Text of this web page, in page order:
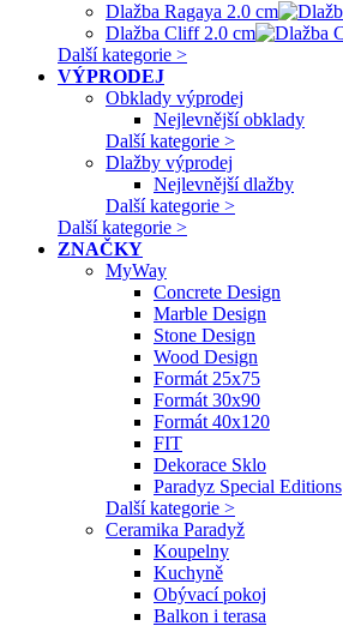
Dlažba Ragaya 2.0 cm
Dlažba Cliff 2.0 cm
Další kategorie >
VÝPRODEJ
Obklady výprodej
Nejlevnější obklady
Další kategorie >
Dlažby výprodej
Nejlevnější dlažby
Další kategorie >
Další kategorie >
ZNAČKY
MyWay
Concrete Design
Marble Design
Stone Design
Wood Design
Formát 25x75
Formát 30x90
Formát 40x120
FIT
Dekorace Sklo
Paradyz Special Editions
Další kategorie >
Ceramika Paradyž
Koupelny
Kuchyně
Obývací pokoj
Balkon i terasa